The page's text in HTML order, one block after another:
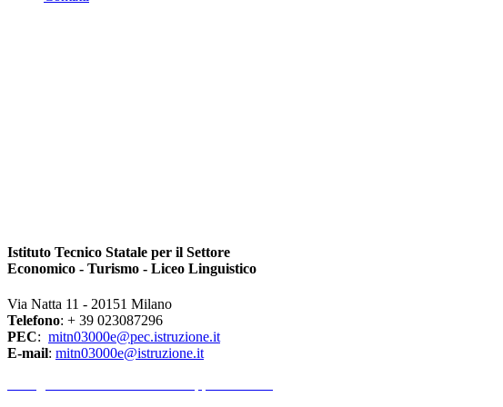
Istituto Tecnico Statale per il Settore
Economico - Turismo - Liceo Linguistico
Via Natta 11 - 20151 Milano
Telefono: + 39 023087296
PEC: mitn03000e@pec.istruzione.it
E-mail: mitn03000e@istruzione.it